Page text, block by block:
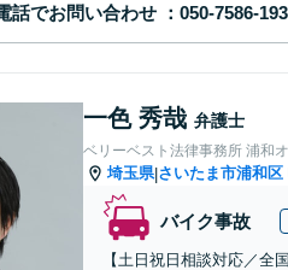
話でお問い合わせ
一色 秀哉 弁護士
ベリーベスト法律事務所 浦和
埼玉県|さいたま市浦和区
バイク事故
【土日祝日相談対応／